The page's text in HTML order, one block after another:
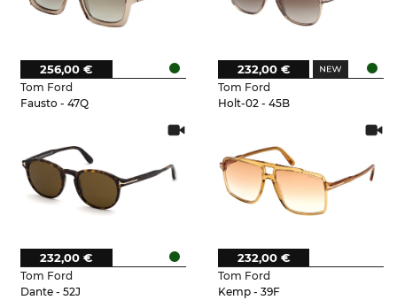
Tom Ford
Fausto - 47Q
256,00 €
Tom Ford
Holt-02 - 45B
232,00 €
Tom Ford
Dante - 52J
232,00 €
Tom Ford
Kemp - 39F
232,00 €